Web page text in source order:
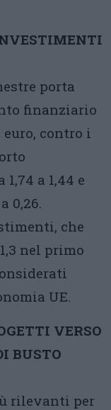
porta
finanziario
contro i
a 1,44 e
0,26.
che
nel primo
UE.
VERSO
BUSTO
rilevanti per